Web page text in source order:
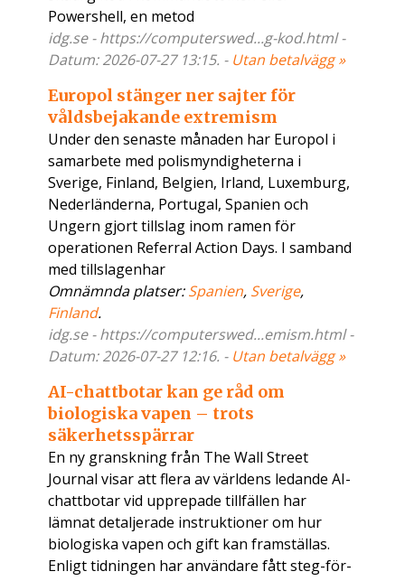
Powershell, en metod
idg.se - https://computerswed...g-kod.html -
Datum: 2026-07-27 13:15. - Utan betalvägg »
Europol stänger ner sajter för
våldsbejakande extremism
Under den senaste månaden har Europol i
samarbete med polismyndigheterna i
Sverige, Finland, Belgien, Irland, Luxemburg,
Nederländerna, Portugal, Spanien och
Ungern gjort tillslag inom ramen för
operationen Referral Action Days. I samband
med tillslagenhar
Omnämnda platser:Spanien, Sverige,
Finland.
idg.se - https://computerswed...emism.html -
Datum: 2026-07-27 12:16. - Utan betalvägg »
AI-chattbotar kan ge råd om
biologiska vapen – trots
säkerhetsspärrar
En ny granskning från The Wall Street
Journal visar att flera av världens ledande AI-
chattbotar vid upprepade tillfällen har
lämnat detaljerade instruktioner om hur
biologiska vapen och gift kan framställas.
Enligt tidningen har användare fått steg-för-